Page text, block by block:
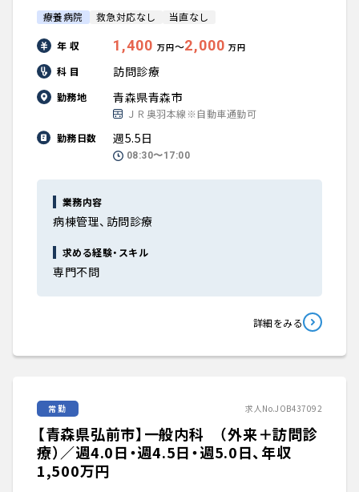
療養病院 救急対応なし 当直なし
年 収 1,400 万円〜2,000 万円
科 目 訪問診療
勤務地 青森県青森市
ＪＲ奥羽本線※自動車通勤可
勤務日数
週5.5日
08:30〜17:00
業務内容
病棟管理、訪問診療
求める経験・スキル
専門不問
詳細をみる
常勤 求人No.JOB437092
【青森県弘前市】一般内科 （外来＋訪問診
療）／週4.0日・週4.5日・週5.0日、年収
1,500万円